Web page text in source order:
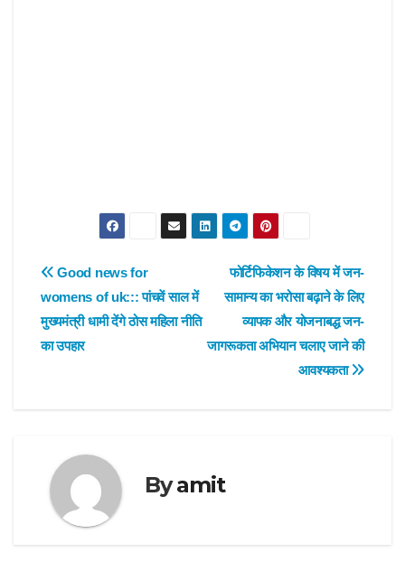
Post
navigation
फोर्टिफिकेशन के विषय में जन-
सामान्य का भरोसा बढ़ाने के लिए
व्यापक और योजनाबद्ध जन-
जागरूकता अभियान चलाए जाने की
आवश्यकता
Good news for
womens of uk::: पांचवें साल में
मुख्यमंत्री धामी देंगे ठोस महिला नीति
का उपहार
Byamit